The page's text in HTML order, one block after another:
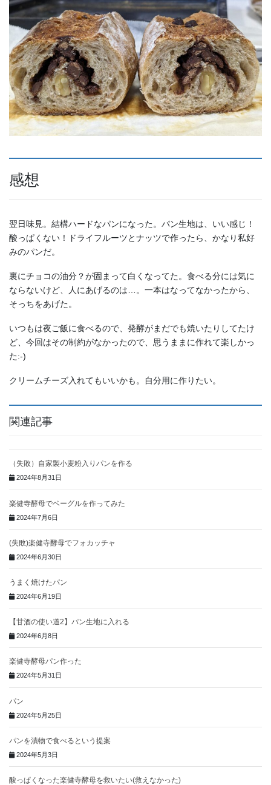
感想
翌日味見。結構ハードなパンになった。パン生地は、いい感じ！
酸っぱくない！ドライフルーツとナッツで作ったら、かなり私好
みのパンだ。
裏にチョコの油分？が固まって白くなってた。食べる分には気に
ならないけど、人にあげるのは…。一本はなってなかったから、
そっちをあげた。
いつもは夜ご飯に食べるので、発酵がまだでも焼いたりしてたけ
ど、今回はその制約がなかったので、思うままに作れて楽しかっ
た:⁠-⁠)
クリームチーズ入れてもいいかも。自分用に作りたい。
関連記事
（失敗）自家製小麦粉入りパンを作る
2024年8月31日
楽健寺酵母でベーグルを作ってみた
2024年7月6日
(失敗)楽健寺酵母でフォカッチャ
2024年6月30日
うまく焼けたパン
2024年6月19日
【甘酒の使い道2】パン生地に入れる
2024年6月8日
楽健寺酵母パン作った
2024年5月31日
パン
2024年5月25日
パンを漬物で食べるという提案
2024年5月3日
酸っぱくなった楽健寺酵母を救いたい(救えなかった)